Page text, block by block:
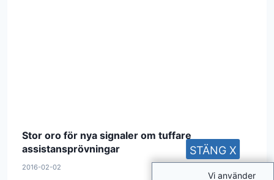
Stor oro för nya signaler om tuffare
assistansprövningar
2016-02-02
Vi använder
STÄNG X